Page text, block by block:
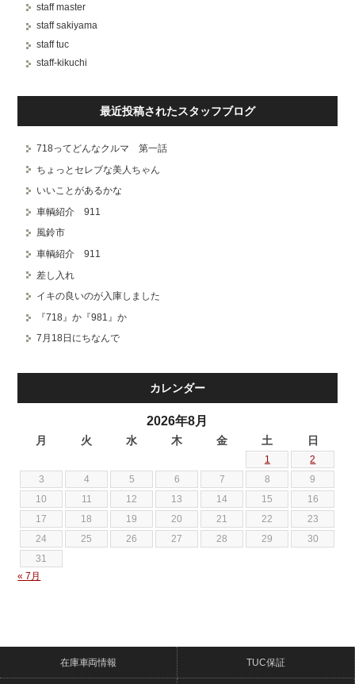
staff master
staff sakiyama
staff tuc
staff-kikuchi
最近投稿されたスタッフブログ
718ってどんなクルマ 第一話
ちょっとセレブな美人ちゃん
いいことがあるかな
車輌紹介 911
風鈴市
車輌紹介 911
差し入れ
イキの良いのが入庫しました
『718』か『981』か
7月18日にちなんで
カレンダー
2026年8月
月 火 水 木 金 土 日
1
2
3
4 5 6 7 8
9
10
11 12 13 14 15
16
17
18 19 20 21 22
23
24
25 26 27 28 29
30
31
« 7月
在庫車両情報 TUC保証